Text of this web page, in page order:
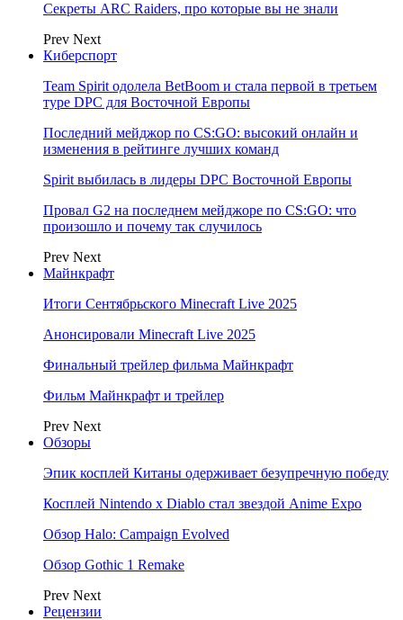
Секреты ARC Raiders, про которые вы не знали
Prev Next
Киберспорт
Team Spirit одолела BetBoom и стала первой в третьем
туре DPC для Восточной Европы
Последний мейджор по CS:GO: высокий онлайн и
изменения в рейтинге лучших команд
Spirit выбилась в лидеры DPC Восточной Европы
Провал G2 на последнем мейджоре по CS:GO: что
произошло и почему так случилось
Prev Next
Майнкрафт
Итоги Сентябрьского Minecraft Live 2025
Анонсировали Minecraft Live 2025
Финальный трейлер фильма Майнкрафт
Фильм Майнкрафт и трейлер
Prev Next
Обзоры
Эпик косплей Китаны одерживает безупречную победу
Косплей Nintendo x Diablo стал звездой Anime Expo
Обзор Halo: Campaign Evolved
Обзор Gothic 1 Remake
Prev Next
Рецензии